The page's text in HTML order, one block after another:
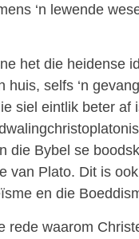
‘n lewende
het die heidense
huis, selfs ‘n
siel eintlik beter af
die Bybel se
van Plato. Dit is
en die
rede waarom